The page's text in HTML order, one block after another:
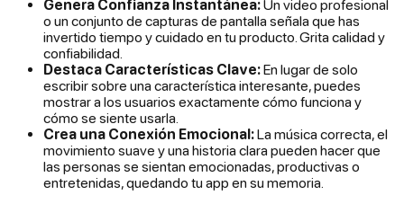
Genera Confianza Instantánea:Un video profesional
o un conjunto de capturas de pantalla señala que has
invertido tiempo y cuidado en tu producto. Grita calidad y
confiabilidad.
Destaca Características Clave:En lugar de solo
escribir sobre una característica interesante, puedes
mostrar a los usuarios exactamente cómo funciona y
cómo se siente usarla.
Crea una Conexión Emocional:La música correcta, el
movimiento suave y una historia clara pueden hacer que
las personas se sientan emocionadas, productivas o
entretenidas, quedando tu app en su memoria.